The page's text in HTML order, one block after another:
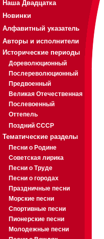
Наша Двадцатка
Новинки
Алфавитный указатель
Авторы и исполнители
Исторические периоды
Дореволюционный
Послереволюционный
Предвоенный
Великая Отечественная
Послевоенный
Оттепель
Поздний СССР
Тематические разделы
Песни о Родине
Советская лирика
Песни о Труде
Песни о городах
Праздничные песни
Морские песни
Спортивные песни
Пионерские песни
Молодежные песни